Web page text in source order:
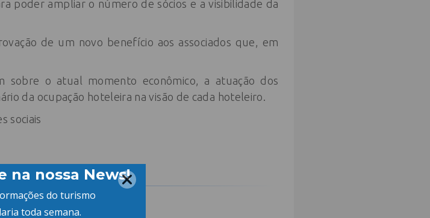
poder ampliar o número de sócios e a visibilidade da
de um novo benefício aos associados que, em
sobre o atual momento econômico, a atuação dos
da ocupação hoteleira na visão de cada hoteleiro.
sociais